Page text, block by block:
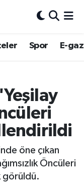
Spor E-
öne çıkan
Öncüleri
görüldü.